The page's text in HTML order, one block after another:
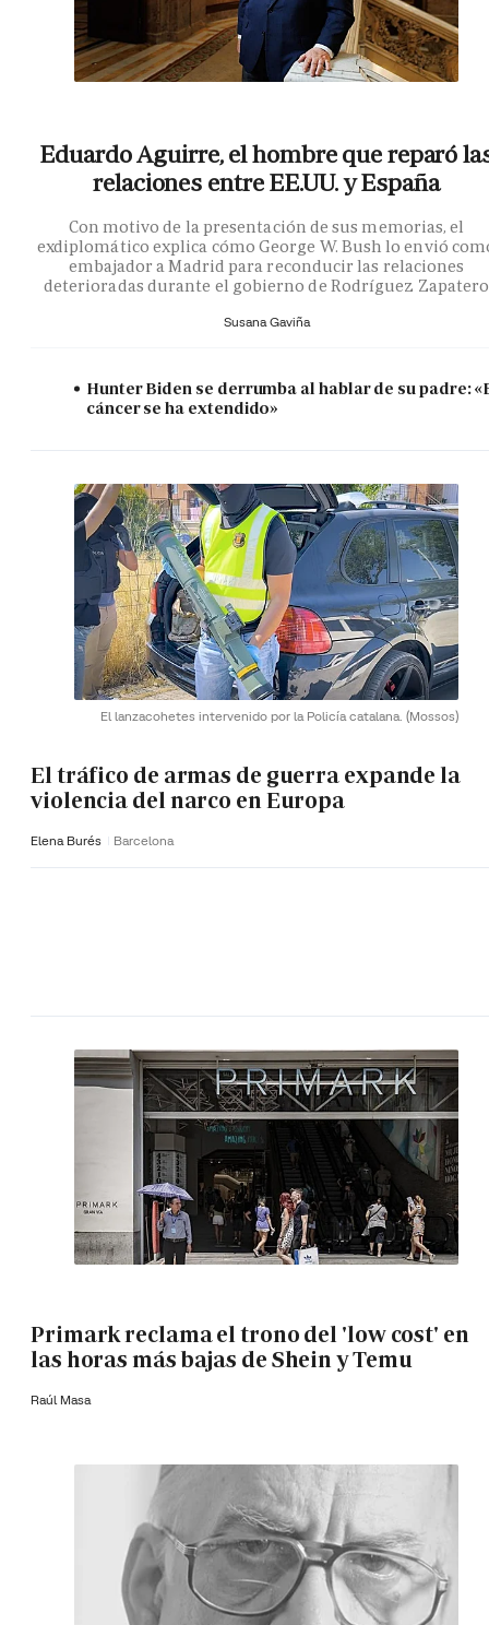
Eduardo Aguirre, el hombre que reparó
relaciones entre EE.UU. y España
Con motivo de la presentación de sus memorias, el
exdiplomático explica cómo George W. Bush lo envió
embajador a Madrid para reconducir las relaciones
deterioradas durante el gobierno de Rodríguez Zapatero
Susana Gaviña
Hunter Biden se derrumba al hablar de su padre:
cáncer se ha extendido»
El lanzacohetes intervenido por la Policía catalana. (Mossos)
El tráfico de armas de guerra expande la
violencia del narco en Europa
Elena Burés Barcelona
Primark reclama el trono del 'low cost' en
las horas más bajas de Shein y Temu
Raúl Masa